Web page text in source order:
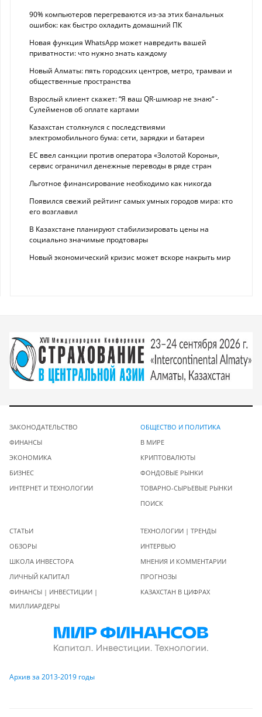
90% компьютеров перегреваются из-за этих банальных
ошибок: как быстро охладить домашний ПК
Новая функция WhatsApp может навредить вашей
приватности: что нужно знать каждому
Новый Алматы: пять городских центров, метро, трамваи и
общественные пространства
Взрослый клиент скажет: “Я ваш QR-шмюар не знаю“ -
Сулейменов об оплате картами
Казахстан столкнулся с последствиями
электромобильного бума: сети, зарядки и батареи
ЕС ввел санкции против оператора «Золотой Короны»,
сервис ограничил денежные переводы в ряде стран
Льготное финансирование необходимо как никогда
Появился свежий рейтинг самых умных городов мира: кто
его возглавил
В Казахстане планируют стабилизировать цены на
социально значимые продтовары
Новый экономический кризис может вскоре накрыть мир
ЗАКОНОДАТЕЛЬСТВО
ФИНАНСЫ
ЭКОНОМИКА
БИЗНЕС
ИНТЕРНЕТ И ТЕХНОЛОГИИ
ОБЩЕСТВО И ПОЛИТИКА
В МИРЕ
КРИПТОВАЛЮТЫ
ФОНДОВЫЕ РЫНКИ
ТОВАРНО-СЫРЬЕВЫЕ РЫНКИ
ПОИСК
СТАТЬИ
ОБЗОРЫ
ШКОЛА ИНВЕСТОРА
ЛИЧНЫЙ КАПИТАЛ
ФИНАНСЫ | ИНВЕСТИЦИИ |
МИЛЛИАРДЕРЫ
ТЕХНОЛОГИИ | ТРЕНДЫ
ИНТЕРВЬЮ
МНЕНИЯ И КОММЕНТАРИИ
ПРОГНОЗЫ
КАЗАХСТАН В ЦИФРАХ
Архив за 2013-2019 годы